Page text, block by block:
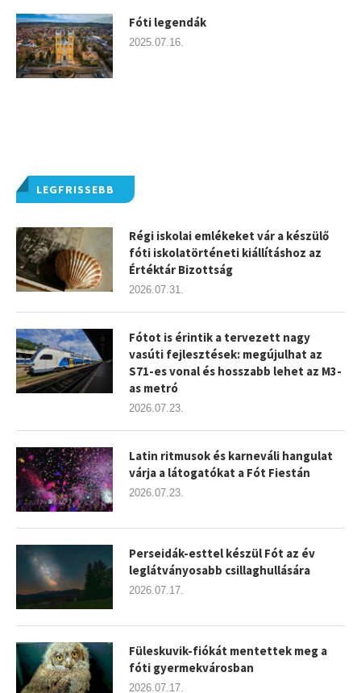
LEGFRISSEBB
Régi iskolai emlékeket vár a készülő
fóti iskolatörténeti kiállításhoz az
Értéktár Bizottság
2026.07.31.
Fótot is érintik a tervezett nagy
vasúti fejlesztések: megújulhat az
S71-es vonal és hosszabb lehet az M3-
as metró
2026.07.23.
Latin ritmusok és karneváli hangulat
várja a látogatókat a Fót Fiestán
2026.07.23.
Perseidák-esttel készül Fót az év
leglátványosabb csillaghullására
2026.07.17.
Füleskuvik-fiókát mentettek meg a
fóti gyermekvárosban
2026.07.17.
Fóti legendák
2025.07.16.